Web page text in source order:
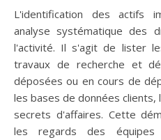
L'identification des actifs
analyse systématique des
l'activité. Il s'agit de lister
travaux de recherche et
déposées ou en cours de
les bases de données
secrets d'affaires. Cette
les regards des équipes